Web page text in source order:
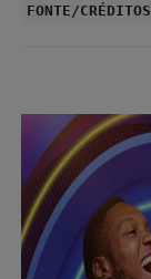
FONTE/